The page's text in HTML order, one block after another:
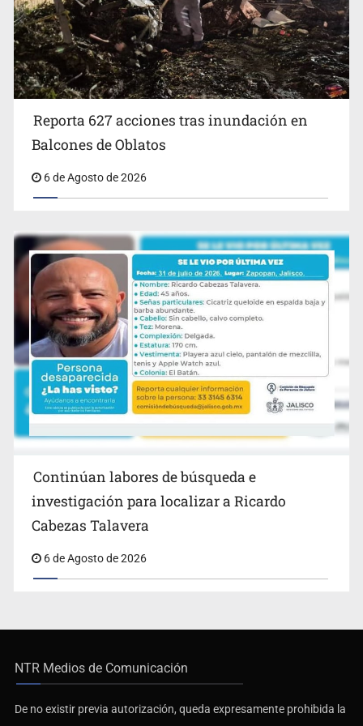
Oblatos
Reporta 627 acciones tras inundación en
Balcones de Oblatos
6 de Agosto de 2026
Continúan labores de búsqueda e
investigación para localizar a Ricardo
Cabezas Talavera
6 de Agosto de 2026
NTR Medios de Comunicación
De no existir previa autorización, queda expresamente prohibida la